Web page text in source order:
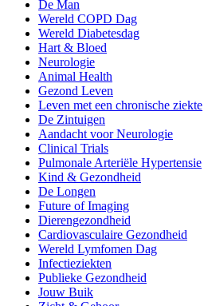
De Man
Wereld COPD Dag
Wereld Diabetesdag
Hart & Bloed
Neurologie
Animal Health
Gezond Leven
Leven met een chronische ziekte
De Zintuigen
Aandacht voor Neurologie
Clinical Trials
Pulmonale Arteriële Hypertensie
Kind & Gezondheid
De Longen
Future of Imaging
Dierengezondheid
Cardiovasculaire Gezondheid
Wereld Lymfomen Dag
Infectieziekten
Publieke Gezondheid
Jouw Buik